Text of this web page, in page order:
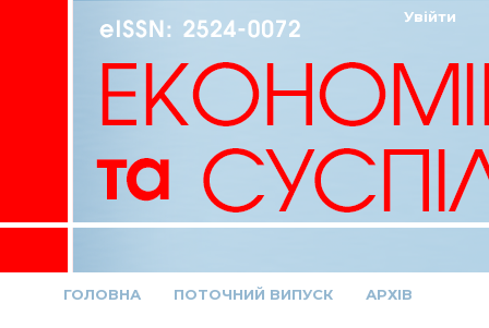
ГОЛОВНА ПОТОЧНИЙ ВИПУСК АРХІВ
Увійти